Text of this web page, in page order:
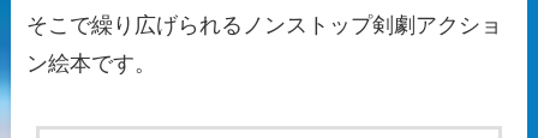
そこで繰り広げられるノンストップ剣劇アクショ
ン絵本です。